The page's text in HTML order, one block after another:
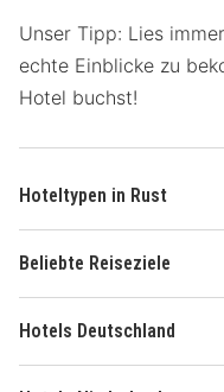
Unser Tipp: Lies
echte Einblicke zu
Hotel buchst!
Hoteltypen in Rust
Beliebte Reiseziele
Hotels Deutschland